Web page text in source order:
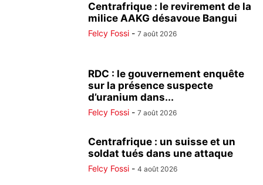
Centrafrique : le revirement de la
milice AAKG désavoue Bangui
Felcy Fossi - 7 août 2026
RDC : le gouvernement enquête
sur la présence suspecte
d’uranium dans...
Felcy Fossi - 7 août 2026
Centrafrique : un suisse et un
soldat tués dans une attaque
Felcy Fossi - 4 août 2026